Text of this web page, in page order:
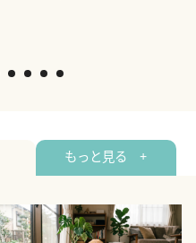
もっと見る +